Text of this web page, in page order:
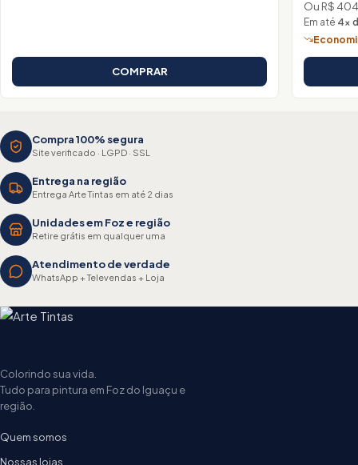
COMPRAR
Ou R$
Em até 4×
Compra 100% segura
Site verificado · LGPD · SSL
Entrega na região
Entrega Arte Tintas em até 2 dias
Unidades em Foz e região
Retire grátis em qualquer uma
Atendimento de verdade
WhatsApp + Televendas + Loja
Colorindo sua vida.
Tudo para pintura em Foz do Iguaçu e
região.
Quem somos
Nossas lojas